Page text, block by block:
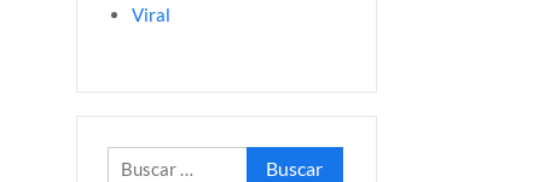
Viral
Buscar: